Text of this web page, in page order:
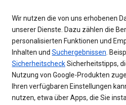
Wir nutzen die von uns erhobenen
unserer Dienste. Dazu zählen die
personalisierten Funktionen und
Inhalten und Suchergebnissen .
SicherheitscheckSicherheitstipps,
Nutzung von Google-Produkten
Ihren verfügbaren Einstellungen
nutzen, etwa über Apps, die Sie